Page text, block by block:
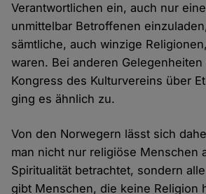
Verantwortlichen ein, auch nur
unmittelbar Betroffenen
sämtliche, auch winzige
waren. Bei anderen Gelegenheiten
Kongress des Kulturvereins über
ging es ähnlich zu.
Von den Norwegern lässt sich
man nicht nur religiöse Menschen
Spiritualität betrachtet, sondern
gibt Menschen, die keine Religion